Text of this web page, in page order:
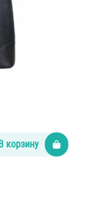
корзину